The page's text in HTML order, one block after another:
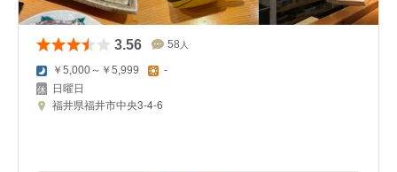
3.56 58 人
￥5,000～￥5,999 -
日曜日
福井県福井市中央3-4-6